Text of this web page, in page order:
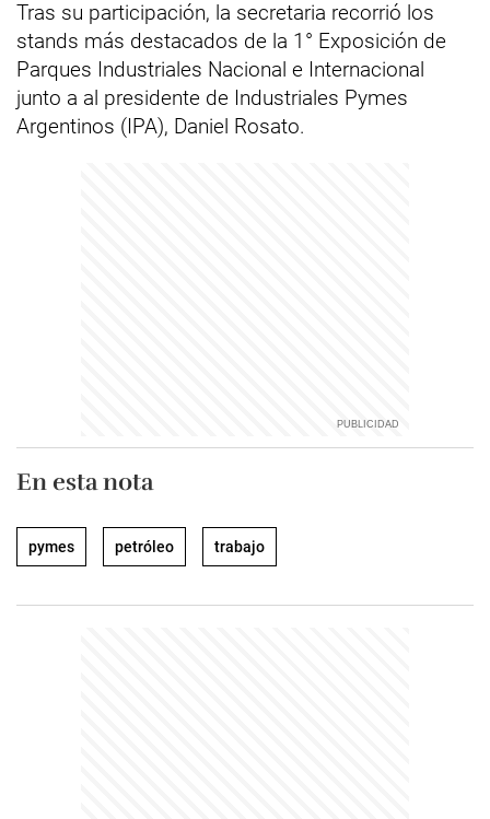
Tras su participación, la secretaria recorrió los
stands más destacados de la 1° Exposición de
Parques Industriales Nacional e Internacional
junto a al presidente de Industriales Pymes
Argentinos (IPA), Daniel Rosato.
En esta nota
pymes petróleo trabajo